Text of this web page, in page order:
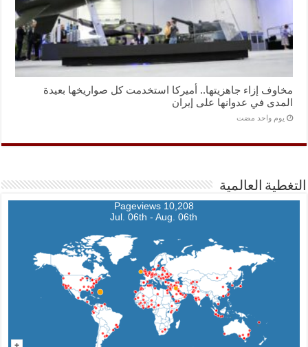
مخاوف إزاء جاهزيتها.. أميركا استخدمت كل صواريخها بعيدة
المدى في عدوانها على إيران
‏يوم واحد مضت
التغطية العالمية
10,208 Pageviews
Jul. 06th - Aug. 06th